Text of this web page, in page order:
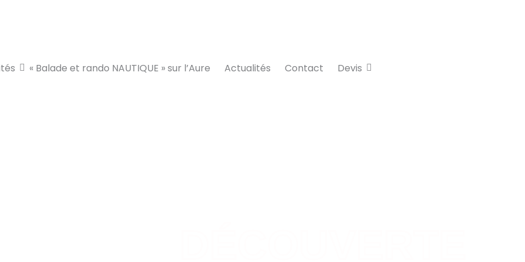
« Balade et rando NAUTIQUE » sur l’Aure Actualités Contact Devis